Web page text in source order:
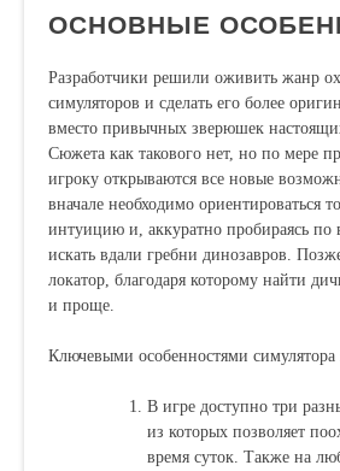
ОСНОВНЫЕ
Разработчики решили оживить жанр
симуляторов и сделать его более
вместо привычных зверюшек
Сюжета как такового нет, но по мере
игроку открываются все новые
вначале необходимо ориентироваться
интуицию и, аккуратно пробираясь по
искать вдали гребни динозавров.
локатор, благодаря которому найти
и проще.
Ключевыми особенностями симулятора
В игре доступно три
из которых позволяет
время суток. Также на